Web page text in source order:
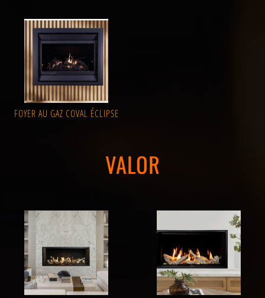
FOYER AU GAZ COVAL ÉCLIPSE
VALOR